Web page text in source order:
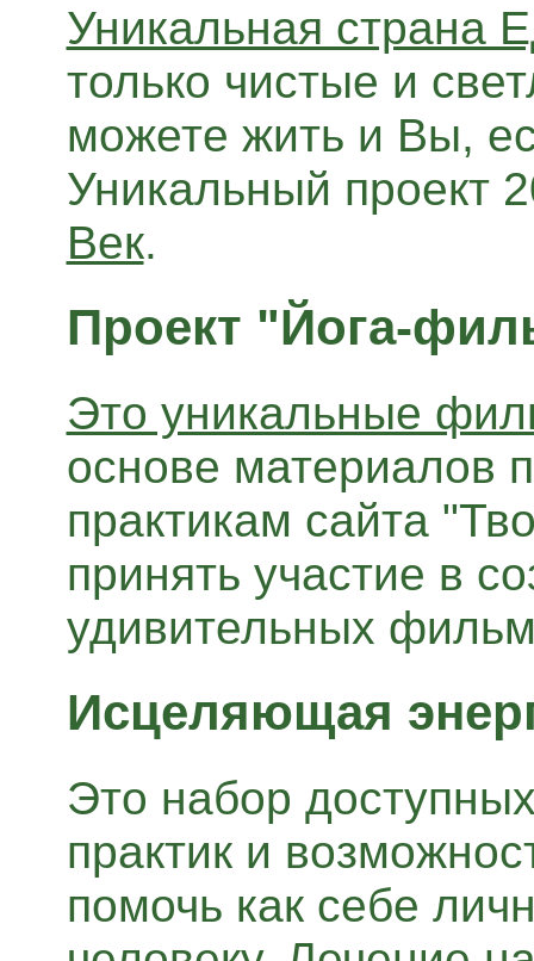
Уникальная страна
только чистые и
можете жить и Вы,
Уникальный проект
Век.
Проект "Йога-
Это уникальные
основе материалов
практикам сайта
принять участие в
удивительных
Исцеляющая
Это набор
практик и
помочь как себе